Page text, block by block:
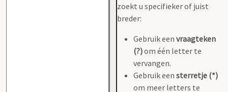
zoekt u specifieker of juist
breder:
Gebruik een vraagteken
(?)om één letter te
vervangen.
Gebruik een sterretje (*)
om meer letters te